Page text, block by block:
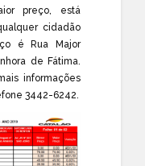
preço, está
cidadão
é Rua Major
de Fátima.
informações
3442-6242.